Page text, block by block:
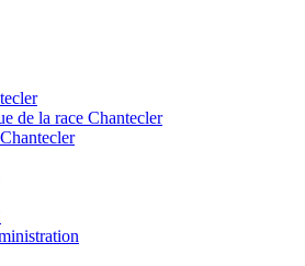
de la race Chantecler